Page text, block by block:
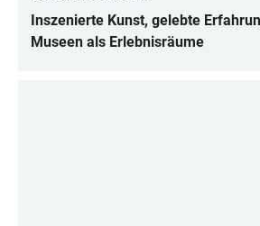
Inszenierte Kunst, gelebte
Museen als Erlebnisräume